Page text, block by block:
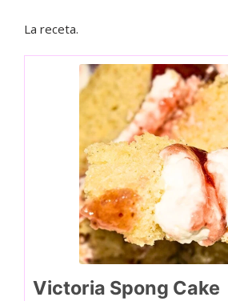
La receta.
Victoria Spong Cake